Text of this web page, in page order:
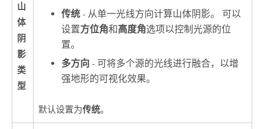
山
体
阴
影
类
型
传统 - 从单一光线方向计算山体阴影。 可以
设置方位角和高度角选项以控制光源的位
置。
多方向 - 可将多个源的光线进行融合，以增
强地形的可视化效果。
默认设置为传统。